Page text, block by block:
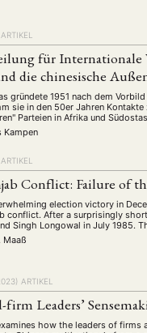
ARTIKEL
für Internationale
die chinesische
gründete 1951 nach dem
sie in den 50er Jahren
Parteien in Afrika und
Kampen
ARTIKEL
Conflict: Failure of
election victory in
conflict. After a surprisingly
Singh Longowal in July 1985.
Maaß
ARTIKEL
Leaders’
how the leaders of